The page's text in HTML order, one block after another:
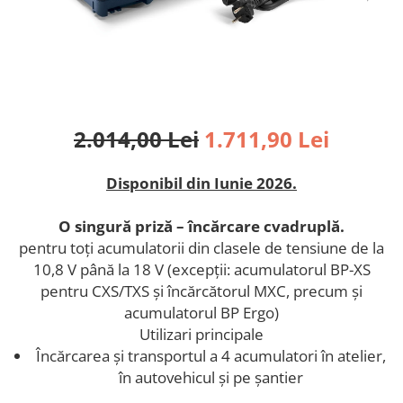
acumulatori
Aparat de radio pentru şantier şi
Lampă de evidenţiere STL 450
Proiector pentru construcţii
SYS-PowerStation
Ferăstraie
Circulare portabile
Tije de amestecator
Adeziv
Alte accesorii
Aspirare
Accesorii acumulator
Extensii ale sistemului
Filtre si saci de filtrare
Furtunuri de aspirare şi accesorii
2.014,00 Lei 1.711,90 Lei
Disponibil din Iunie 2026.
O singură priză – încărcare cvadruplă.
pentru toţi acumulatorii din clasele de tensiune de la
10,8 V până la 18 V (excepţii: acumulatorul BP-XS
pentru CXS/TXS şi încărcătorul MXC, precum şi
acumulatorul BP Ergo)
Utilizari principale
Încărcarea şi transportul a 4 acumulatori în atelier,
în autovehicul şi pe şantier